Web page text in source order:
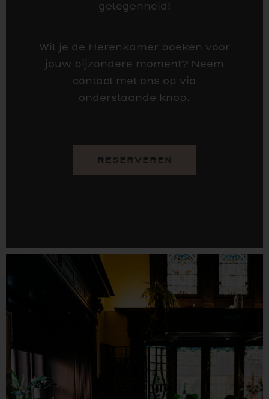
gelegenheid!
Wil je de Herenkamer boeken voor
jouw bijzondere moment? Neem
contact met ons op via
onderstaande knop.
RESERVEREN